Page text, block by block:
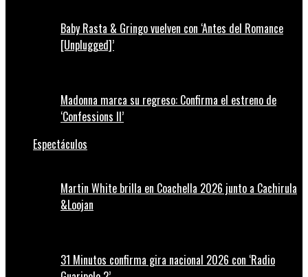
Baby Rasta & Gringo vuelven con ‘Antes del Romance
[Unplugged]’
Madonna marca su regreso: Confirma el estreno de
‘Confessions II’
Espectáculos
Martin White brilla en Coachella 2026 junto a Cachirula
&Loojan
31 Minutos confirma gira nacional 2026 con ‘Radio